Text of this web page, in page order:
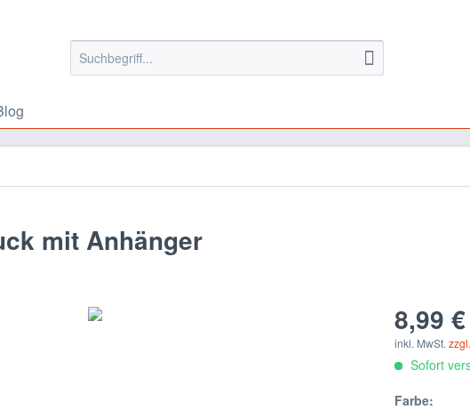
mit Anhänger
8,99
inkl. MwSt.
Sofort
Farbe: